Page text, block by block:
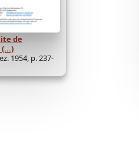
de
1954, p. 237-